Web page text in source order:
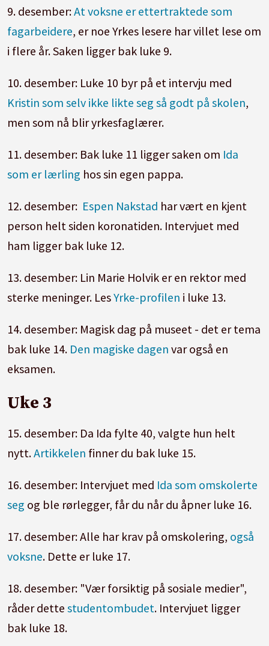
9. desember:At voksne er ettertraktede som
fagarbeidere, er noe Yrkes lesere har villet lese om
i flere år. Saken ligger bak luke 9.
10. desember: Luke 10 byr på et intervju med
Kristin som selv ikke likte seg så godt på skolen,
men som nå blir yrkesfaglærer.
11. desember: Bak luke 11 ligger saken om Ida
som er lærling hos sin egen pappa.
12. desember: Espen Nakstad har vært en kjent
person helt siden koronatiden. Intervjuet med
ham ligger bak luke 12.
13. desember: Lin Marie Holvik er en rektor med
sterke meninger. LesYrke-profilen i luke 13.
14. desember: Magisk dag på museet - det er tema
bak luke 14. Den magiske dagen var også en
eksamen.
Uke 3
15. desember: Da Ida fylte 40, valgte hun helt
nytt.Artikkelen finner du bak luke 15.
16. desember: Intervjuet med Ida som omskolerte
seg og ble rørlegger, får du når du åpner luke 16.
17. desember: Alle har krav på omskolering, også
voksne. Dette er luke 17.
18. desember: "Vær forsiktig på sosiale medier",
råder dettestudentombudet. Intervjuet ligger
bak luke 18.